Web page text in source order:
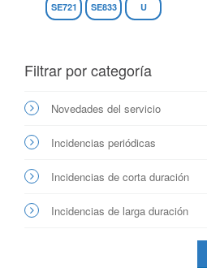
SE721 SE833 U
Filtrar por categoría
Novedades del servicio
Incidencias periódicas
Incidencias de corta duración
Incidencias de larga duración